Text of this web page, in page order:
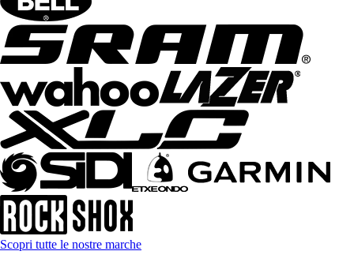
Scopri tutte le nostre marche